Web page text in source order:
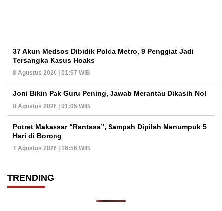
37 Akun Medsos Dibidik Polda Metro, 9 Penggiat Jadi
Tersangka Kasus Hoaks
8 Agustus 2026 | 01:57 WIB
Joni Bikin Pak Guru Pening, Jawab Merantau Dikasih Nol
8 Agustus 2026 | 01:05 WIB
Potret Makassar “Rantasa”, Sampah Dipilah Menumpuk 5
Hari di Borong
7 Agustus 2026 | 16:56 WIB
TRENDING